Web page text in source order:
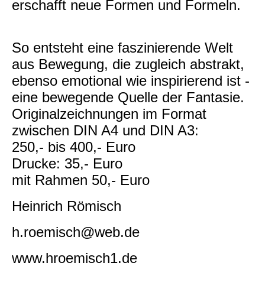
erschafft neue Formen und Formeln.
So entsteht eine faszinierende Welt
aus Bewegung, die zugleich abstrakt,
ebenso emotional wie inspirierend ist -
eine bewegende Quelle der Fantasie.
Originalzeichnungen im Format
zwischen DIN A4 und DIN A3:
250,- bis 400,- Euro
Drucke: 35,- Euro
mit Rahmen 50,- Euro
Heinrich Römisch
h.roemisch@web.de
www.hroemisch1.de